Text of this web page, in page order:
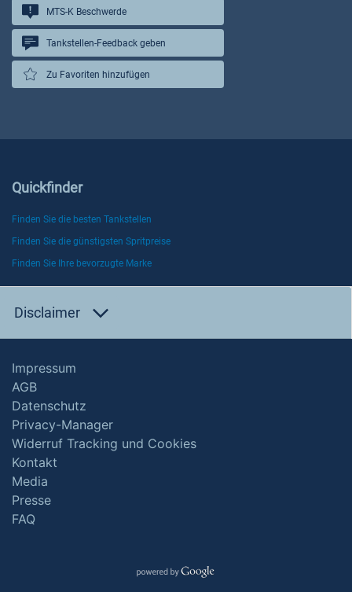
MTS-K Beschwerde
Tankstellen-Feedback geben
Zu Favoriten hinzufügen
Quickfinder
Finden Sie die besten Tankstellen
Finden Sie die günstigsten Spritpreise
Finden Sie Ihre bevorzugte Marke
Disclaimer
Impressum
AGB
Datenschutz
Privacy-Manager
Widerruf Tracking und Cookies
Kontakt
Media
Presse
FAQ